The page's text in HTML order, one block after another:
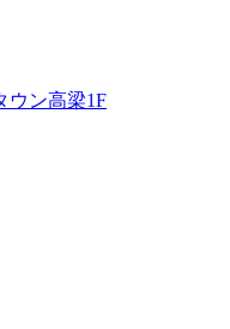
ウン高梁1F